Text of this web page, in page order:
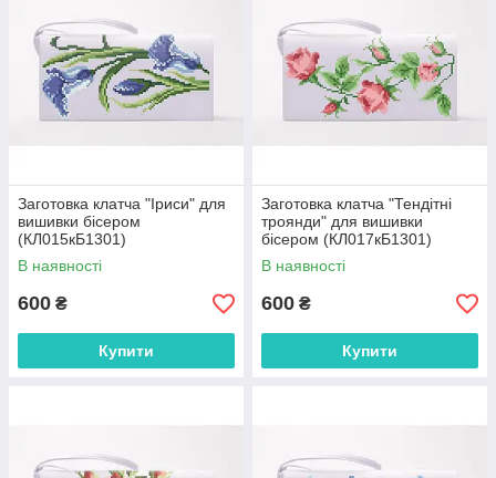
Заготовка клатча "Іриси" для
вишивки бісером
(КЛ015кБ1301)
В наявності
600 ₴
Купити
Заготовка клатча "Тендітні
троянди" для вишивки
бісером (КЛ017кБ1301)
В наявності
600 ₴
Купити